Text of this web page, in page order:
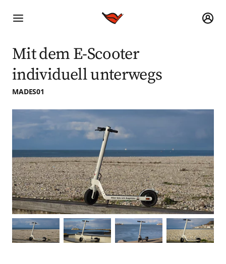
Mit dem E-Scooter
individuell unterwegs
MADES01